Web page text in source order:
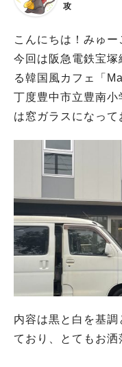
攻
こんにちは！みゅー
今回は阪急電鉄宝
る韓国風カフェ「
丁度豊中市立豊南
は窓ガラスになって
内容は黒と白を基
ており、とてもお洒